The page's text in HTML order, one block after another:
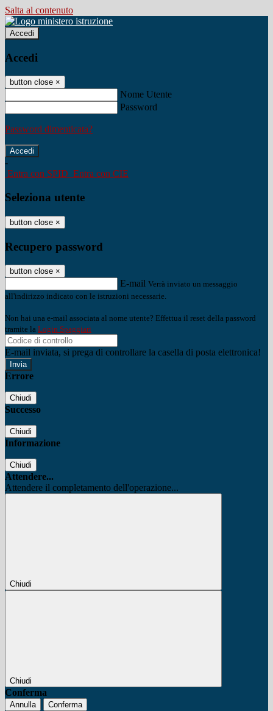
Salta al contenuto
Accedi
Accedi
button close ×
Nome Utente
Password
Password dimenticata?
-
Entra con SPID Entra con CIE
Seleziona utente
button close ×
Recupero password
button close ×
E-mail Verrà inviato un messaggio
all'indirizzo indicato con le istruzioni necessarie.
Non hai una e-mail associata al nome utente? Effettua il reset della password
tramite la Login Spaggiari
E-mail inviata, si prega di controllare la casella di posta elettronica!
Errore
Chiudi
Successo
Chiudi
Informazione
Chiudi
Attendere...
Attendere il completamento dell'operazione...
Chiudi
Chiudi
Conferma
Annulla Conferma